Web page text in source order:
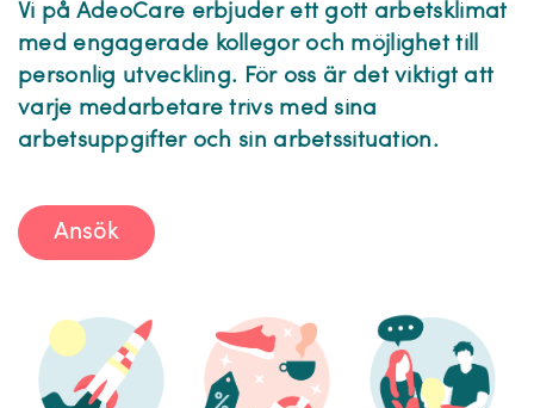
Vi på AdeoCare erbjuder ett gott arbetsklimat
med engagerade kollegor och möjlighet till
personlig utveckling. För oss är det viktigt att
varje medarbetare trivs med sina
arbetsuppgifter och sin arbetssituation.
Ansök